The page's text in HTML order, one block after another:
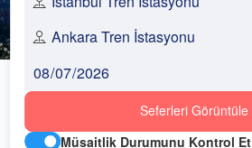
Seferleri Görüntüle
Müsaitlik Durumunu Kontrol Et